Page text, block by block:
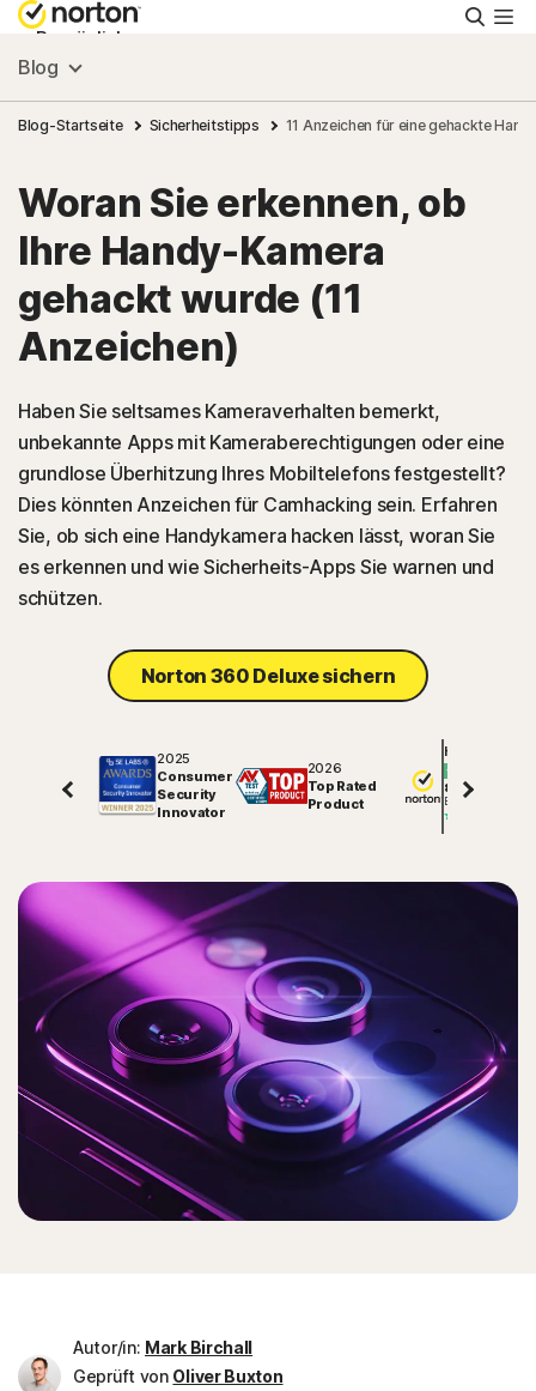
Persönlich
Small Business
Ressourcen
Support
Kostenlos testen
Einloggen
Blog
Blog-Startseite Sicherheitstipps 11 Anzeichen für eine gehackte
Woran Sie erkennen, ob
Ihre Handy-Kamera
gehackt wurde (11
Anzeichen)
Haben Sie seltsames Kameraverhalten bemerkt,
unbekannte Apps mit Kameraberechtigungen oder eine
grundlose Überhitzung Ihres Mobiltelefons festgestellt?
Dies könnten Anzeichen für Camhacking sein. Erfahren
Sie, ob sich eine Handykamera hacken lässt, woran Sie
es erkennen und wie Sicherheits-Apps Sie warnen und
schützen.
Norton 360 Deluxe sichern
2025
Consumer
Security
Innovator
2026
Top Rated
Product
Hervorragend
81848
Bewertungen auf
Autor/in: Mark Birchall
Geprüft von Oliver Buxton